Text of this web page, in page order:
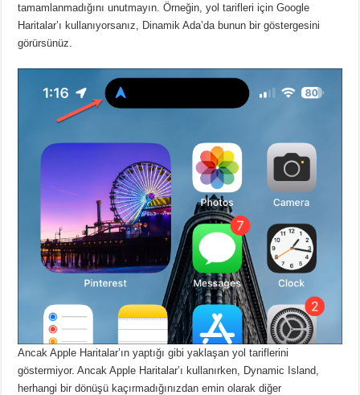
tamamlanmadığını unutmayın.Örneğin, yol tarifleri için Google
Haritalar’ı kullanıyorsanız, Dinamik Ada’da bunun bir göstergesini
görürsünüz.
Ancak Apple Haritalar’ın yaptığı gibi yaklaşan yol tariflerini
göstermiyor.Ancak Apple Haritalar’ı kullanırken, Dynamic Island,
herhangi bir dönüşü kaçırmadığınızdan emin olarak diğer